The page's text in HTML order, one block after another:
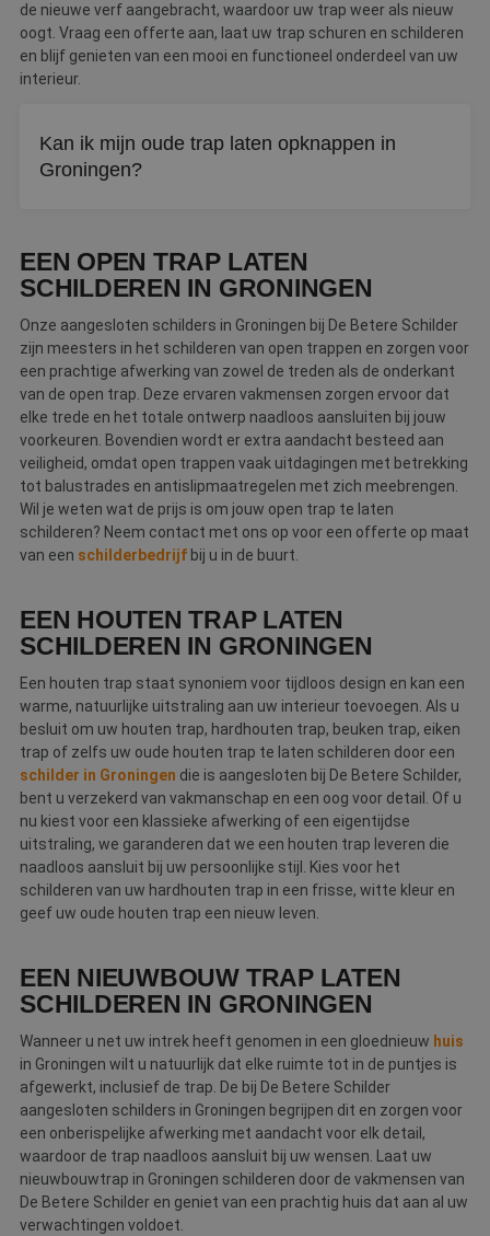
de nieuwe verf aangebracht, waardoor uw trap weer als nieuw
oogt. Vraag een offerte aan, laat uw trap schuren en schilderen
en blijf genieten van een mooi en functioneel onderdeel van uw
interieur.
Kan ik mijn oude trap laten opknappen in
Groningen?
nieuw uit.
EEN OPEN TRAP LATEN
SCHILDEREN IN GRONINGEN
Onze aangesloten schilders in Groningen bij De Betere Schilder
zijn meesters in het schilderen van open trappen en zorgen voor
een prachtige afwerking van zowel de treden als de onderkant
van de open trap. Deze ervaren vakmensen zorgen ervoor dat
elke trede en het totale ontwerp naadloos aansluiten bij jouw
voorkeuren. Bovendien wordt er extra aandacht besteed aan
veiligheid, omdat open trappen vaak uitdagingen met betrekking
tot balustrades en antislipmaatregelen met zich meebrengen.
Wil je weten wat de prijs is om jouw open trap te laten
schilderen? Neem contact met ons op voor een offerte op maat
van een schilderbedrijf bij u in de buurt.
EEN HOUTEN TRAP LATEN
SCHILDEREN IN GRONINGEN
Een houten trap staat synoniem voor tijdloos design en kan een
warme, natuurlijke uitstraling aan uw interieur toevoegen. Als u
besluit om uw houten trap, hardhouten trap, beuken trap, eiken
trap of zelfs uw oude houten trap te laten schilderen door een
schilder in Groningen die is aangesloten bij De Betere Schilder,
bent u verzekerd van vakmanschap en een oog voor detail. Of u
nu kiest voor een klassieke afwerking of een eigentijdse
uitstraling, we garanderen dat we een houten trap leveren die
naadloos aansluit bij uw persoonlijke stijl. Kies voor het
schilderen van uw hardhouten trap in een frisse, witte kleur en
geef uw oude houten trap een nieuw leven.
EEN NIEUWBOUW TRAP LATEN
SCHILDEREN IN GRONINGEN
Wanneer u net uw intrek heeft genomen in een gloednieuw huis
in Groningen wilt u natuurlijk dat elke ruimte tot in de puntjes is
afgewerkt, inclusief de trap. De bij De Betere Schilder
aangesloten schilders in Groningen begrijpen dit en zorgen voor
een onberispelijke afwerking met aandacht voor elk detail,
waardoor de trap naadloos aansluit bij uw wensen. Laat uw
nieuwbouwtrap in Groningen schilderen door de vakmensen van
De Betere Schilder en geniet van een prachtig huis dat aan al uw
verwachtingen voldoet.